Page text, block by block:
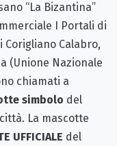
“La Bizantina”
I Portali di
Corigliano Calabro,
(Unione Nazionale
chiamati a
simbolo del
La mascotte
UFFICIALE del